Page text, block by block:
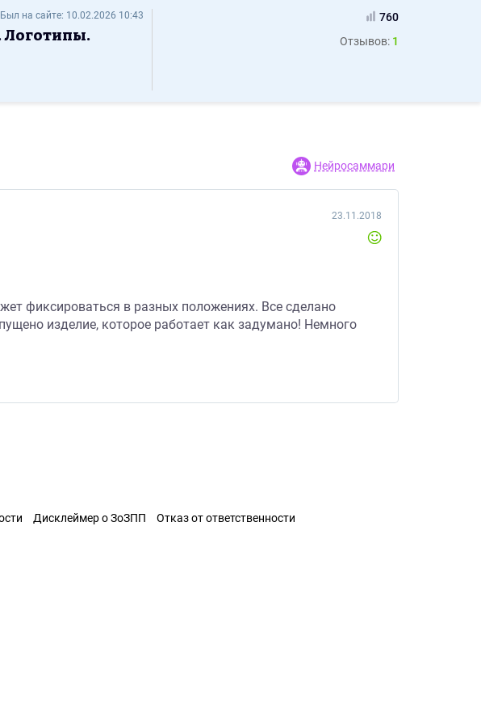
Прототипирование. Логотипы. Дизайн larinkon - Отзывы
Был на сайте: 10.02.2026 10:43
Логотипы.
760
Отзывов: 1
Нейросаммари
23.11.2018
фиксироваться в разных положениях. Все сделано
изделие, которое работает как задумано! Немного
Дисклеймер о ЗоЗПП Отказ от ответственности